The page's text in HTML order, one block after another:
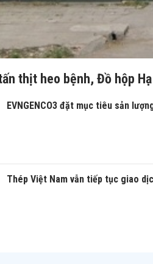
thịt heo bệnh, Đồ hộp
EVNGENCO3 đặt mục tiêu sản
Thép Việt Nam vẫn tiếp tục giao